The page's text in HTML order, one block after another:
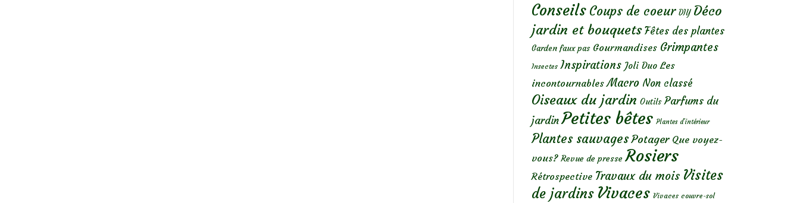
Conseils Coups de coeur DIY Déco
jardin et bouquets Fêtes des plantes
Garden faux pas Gourmandises Grimpantes
Insectes Inspirations Joli Duo Les
incontournables Macro Non classé
Oiseaux du jardin Outils Parfums du
jardin Petites bêtes Plantes d’intérieur
Plantes sauvages Potager Que voyez-
vous? Revue de presse Rosiers
Rétrospective Travaux du mois Visites
de jardins Vivaces Vivaces couvre-sol